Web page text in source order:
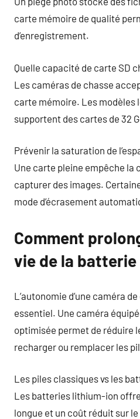
carte mémoire de qualité
d’enregistrement.
Quelle capacité de carte SD
Les caméras de chasse
carte mémoire. Les modèles
supportent des cartes de 32
Prévenir la saturation de
Une carte pleine empêche la
capturer des images.
mode d’écrasement
Comment
vie de la batterie
L’autonomie d’une caméra
essentiel. Une caméra
optimisée permet de réduire
recharger ou remplacer les
Les piles classiques vs les
Les batteries lithium-ion
longue et un coût réduit sur